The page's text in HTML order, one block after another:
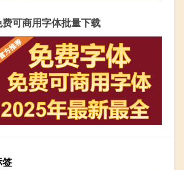
费可商用字体批量下载
签